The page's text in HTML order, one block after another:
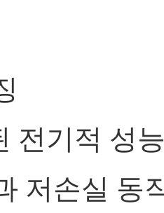
전기적 성
저손실 동